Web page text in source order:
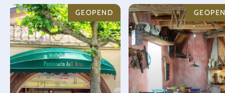
GEOPEND